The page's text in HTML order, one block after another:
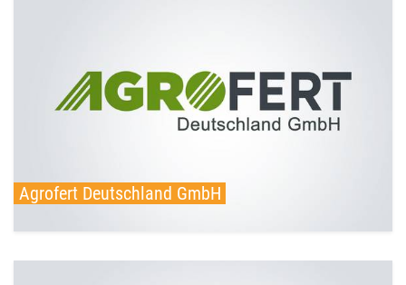
Agrofert Deutschland GmbH
Ansprechperson Anna Maria Wergner Tel.: 03491 685050
E-Mail: karriere@agrofert.de Web: www.agrofert.de
Agrofert Deutschland GmbH Dessauer ...
weiterlesen